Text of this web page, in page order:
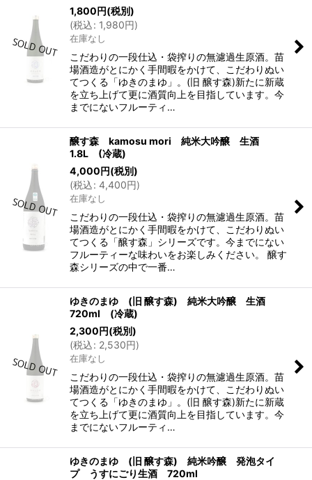
1,800円(税別)
(税込: 1,980円)
在庫なし
こだわりの一段仕込・袋搾りの無濾過生原酒。苗
場酒造がとにかく手間暇をかけて、こだわりぬい
てつくる「ゆきのまゆ」。(旧 醸す森)新たに新蔵
を立ち上げて更に酒質向上を目指しています。今
までにないフルーティ…
醸す森 kamosu mori 純米大吟醸 生酒
1.8L (冷蔵)
4,000円(税別)
(税込: 4,400円)
在庫なし
こだわりの一段仕込・袋搾りの無濾過生原酒。苗
場酒造がとにかく手間暇をかけて、こだわりぬい
てつくる「醸す森」シリーズです。今までにない
フルーティーな味わいをお楽しみください。 醸す
森シリーズの中で一番…
ゆきのまゆ (旧 醸す森) 純米大吟醸 生酒
720ml (冷蔵)
2,300円(税別)
(税込: 2,530円)
在庫なし
こだわりの一段仕込・袋搾りの無濾過生原酒。苗
場酒造がとにかく手間暇をかけて、こだわりぬい
てつくる「ゆきのまゆ」。(旧 醸す森)新たに新蔵
を立ち上げて更に酒質向上を目指しています。今
までにないフルーティ…
ゆきのまゆ (旧 醸す森) 純米吟醸 発泡タイ
プ うすにごり生酒 720ml